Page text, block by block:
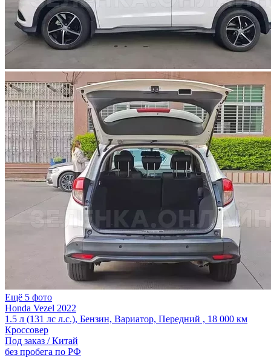
Ещё 5 фото
Honda Vezel 2022
1.5 л (131 лс л.с.), Бензин, Вариатор, Передний , 18 000 км
Кроссовер
Под заказ / Китай
без пробега по РФ